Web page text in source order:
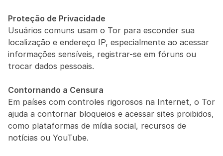
Proteção de Privacidade
Usuários comuns usam o Tor para esconder sua
localização e endereço IP, especialmente ao acessar
informações sensíveis, registrar-se em fóruns ou
trocar dados pessoais.
Contornando a Censura
Em países com controles rigorosos na Internet, o Tor
ajuda a contornar bloqueios e acessar sites proibidos,
como plataformas de mídia social, recursos de
notícias ou YouTube.